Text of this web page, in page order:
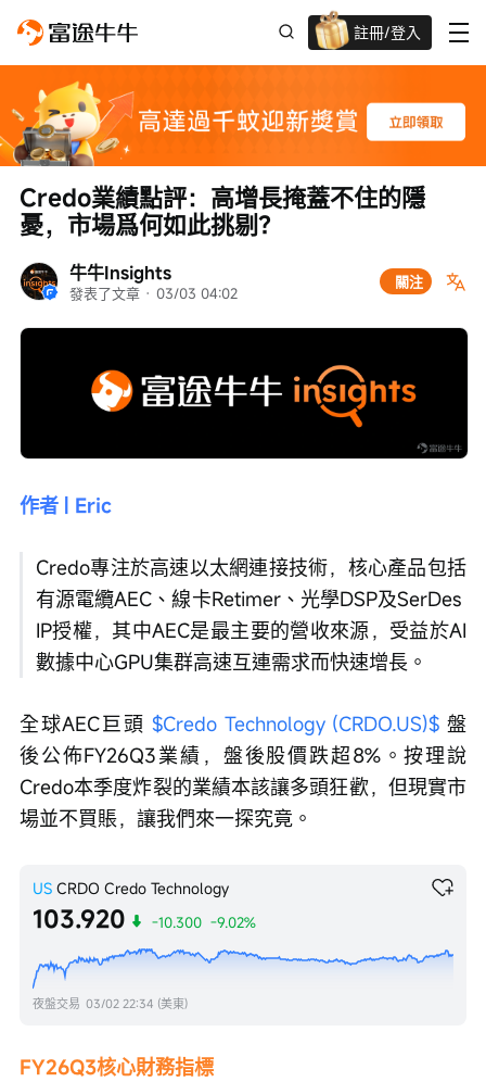
註冊/登入
高達過千蚊獎賞
牛牛Insights
發表了文章 · 03/03 04:02
關注
Credo業績點評：高增長掩蓋不住的隱
憂，市場爲何如此挑剔？
作者 | Eric
Credo專注於高速以太網連接技術，核心產品包括
有源電纜AEC、線卡Retimer、光學DSP及SerDes
IP授權，其中AEC是最主要的營收來源，受益於AI
數據中心GPU集群高速互連需求而快速增長。
全球AEC巨頭 $Credo Technology (CRDO.US)$ 盤
後公佈FY26Q3業績，盤後股價跌超8%。按理說
Credo本季度炸裂的業績本該讓多頭狂歡，但現實市
場並不買賬，讓我們來一探究竟。
US CRDO Credo Technology
103.920 -10.300 -9.02%
夜盤交易 03/02 22:34 (美東)
FY26Q3核心財務指標